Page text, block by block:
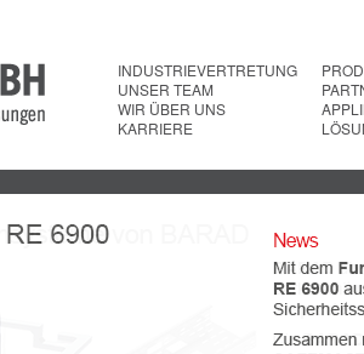
INDUSTRIEVERTRETUNG
UNSER TEAM
WIR ÜBER UNS
KARRIERE